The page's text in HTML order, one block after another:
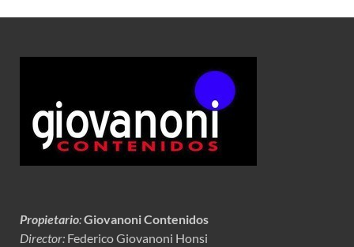
Propietario:Giovanoni Contenidos
Director: Federico Giovanoni Honsi